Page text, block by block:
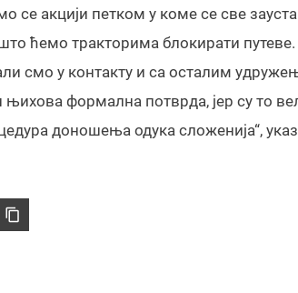
се акцији петком у коме се све
ћемо тракторима блокирати
смо у контакту и са осталим
формална потврда, јер су то
доношења одука сложенија“,